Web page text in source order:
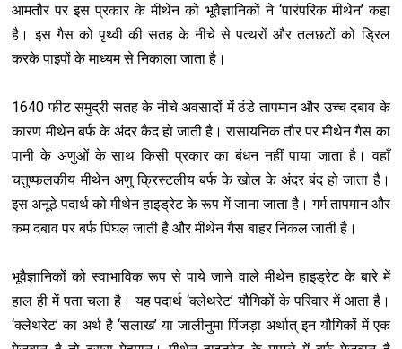
आमतौर पर इस प्रकार के मीथेन को भूवैज्ञानिकों ने ‘पारंपरिक मीथेन’ कहा
है। इस गैस को पृथ्वी की सतह के नीचे से पत्थरों और तलछटों को ड्रिल
करके पाइपों के माध्यम से निकाला जाता है।
1640 फीट समुद्री सतह के नीचे अवसादों में ठंडे तापमान और उच्च दबाव के
कारण मीथेन बर्फ के अंदर कैद हो जाती है। रासायनिक तौर पर मीथेन गैस का
पानी के अणुओं के साथ किसी प्रकार का बंधन नहीं पाया जाता है। वहाँ
चतुष्फलकीय मीथेन अणु क्रिस्टलीय बर्फ के खोल के अंदर बंद हो जाता है।
इस अनूठे पदार्थ को मीथेन हाइड्रेट के रूप में जाना जाता है। गर्म तापमान और
कम दबाव पर बर्फ पिघल जाती है और मीथेन गैस बाहर निकल जाती है।
भूवैज्ञानिकों को स्वाभाविक रूप से पाये जाने वाले मीथेन हाइड्रेट के बारे में
हाल ही में पता चला है। यह पदार्थ ‘क्लेथरेट’ यौगिकों के परिवार में आता है।
‘क्लेथरेट’ का अर्थ है ‘सलाख’ या जालीनुमा पिंजड़ा अर्थात् इन यौगिकों में एक